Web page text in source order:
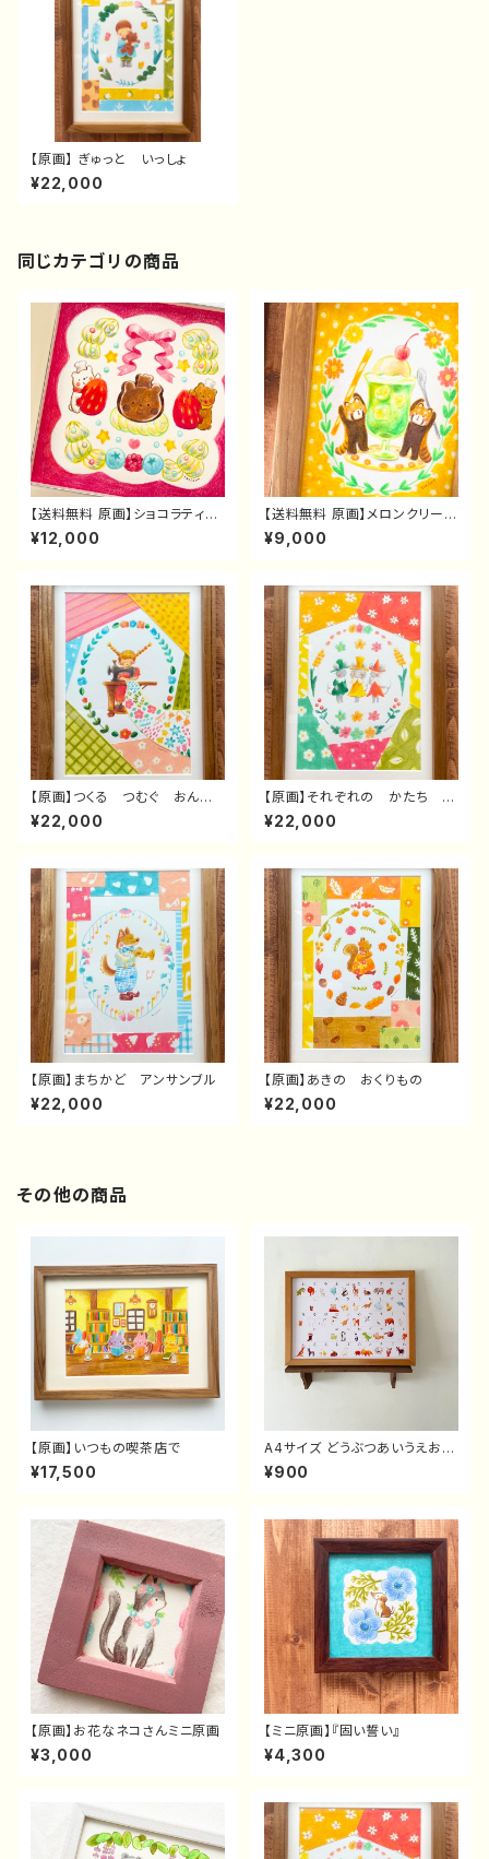
【原画】 ぎゅっと いっしょ
¥22,000
同じカテゴリの商品
【送料無料 原画】ショコラティエ
なこぐまさんケーキ
¥12,000
【送料無料 原画】メロンクリーム
ソーダとレッサーパンダさん
¥9,000
【原画】つくる つむぐ おんな
のこ
¥22,000
【原画】それぞれの かたち ね
ずみさん
¥22,000
【原画】まちかど アンサンブル
¥22,000
【原画】あきの おくりもの
¥22,000
その他の商品
【原画】いつもの喫茶店で
¥17,500
A4サイズ どうぶつあいうえおポ
スター | あいうえお表 | ひらが
な表
¥900
【原画】お花なネコさんミニ原画
¥3,000
【ミニ原画】『固い誓い』
¥4,300